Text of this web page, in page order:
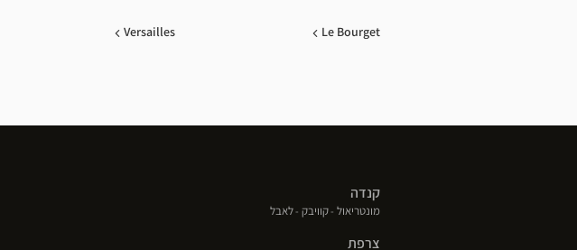
Le Bourget
Versailles
קנדה
מונטריאול(פתח
קוויבק(פתח
לאבל(פתח
צרפת